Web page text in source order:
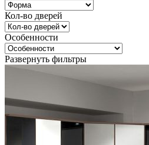
Кол-во дверей
Особенности
Развернуть фильтры